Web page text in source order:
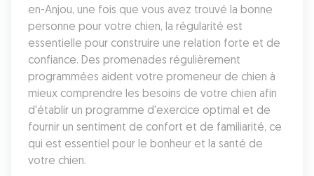
en-Anjou, une fois que vous avez trouvé la bonne
personne pour votre chien, la régularité est
essentielle pour construire une relation forte et de
confiance. Des promenades régulièrement
programmées aident votre promeneur de chien à
mieux comprendre les besoins de votre chien afin
d'établir un programme d'exercice optimal et de
fournir un sentiment de confort et de familiarité, ce
qui est essentiel pour le bonheur et la santé de
votre chien.